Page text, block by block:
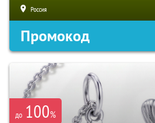
Россия
Промокод
до 100%